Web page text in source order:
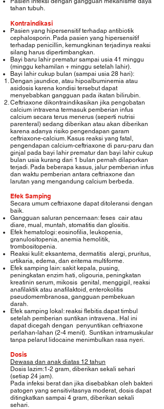
tahan tubuh.
Kontraindikasi
Pasien yang hipersensitif terhadap antibiotik
cephalosporin. Pada pasien yang hipersensitif
terhadap penicillin, kemungkinan terjadinya reaksi
silang harus dipertimbangkan.
Bayi baru lahir prematur sampai usia 41 minggu
(minggu kehamilan + minggu setelah lahir).
Bayi lahir cukup bulan (sampai usia 28 hari):
Dengan jaundice, atau hipoalbuminemia atau
asidosis karena kondisi tersebut dapat
menyebabkan gangguan pada ikatan bilirubin.
Ceftriaxone dikontraindikasikan jika pengobatan
calcium intravena termasuk pemberian infus
calcium secara terus menerus (seperti nutrisi
parenteral) sedang diberikan atau akan diberikan
karena adanya risiko pengendapan garam
ceftriaxone-calcium. Kasus reaksi yang fatal,
pengendapan calcium-ceftriaxone di paru-paru dan
ginjal pada bayi lahir prematur dan bayi lahir cukup
bulan usia kurang dari 1 bulan pernah dilaporkan
terjadi. Pada beberapa kasus, jalur pemberian infus
dan waktu pemberian antara ceftriaxone dan
larutan yang mengandung calcium berbeda.
Efek Samping
Secara umum ceftriaxone dapat ditoleransi dengan
baik.
Gangguan saluran pencernaan: feses cair atau
diare, mual, muntah, stomatitis dan glositis.
Efek hematologi: eosinofilia, leukopenia,
granulositopenia, anemia hemolitik,
trombositopenia.
Reaksi kulit: eksantema, dermatitis alergi, pruritus,
urtikaria, edema, dan eritema multiforme.
Efek samping lain: sakit kepala, pusing,
peningkatan enzim hati, oligouria, peningkatan
kreatinin serum, mikosis genital, menggigil, reaksi
anafilaktik atau anafilaktoid, enterokolitis
pseudomembranosa, gangguan pembekuan
darah.
Efek samping lokal: reaksi flebitis.dapat timbul
setelah pemberian suntikan intravena.. Hal ini
dapat dicegah dengan penyuntikan ceftriaxone
perlahan-lahan (2-4 menit). Suntikan intramuskular
tanpa pelarut lidocaine menimbulkan rasa nyeri.
Dosis
Dewasa dan anak diatas 12 tahun
Dosis lazim:1-2 gram, diberikan sekali sehari
(setiap 24 jam).
Pada infeksi berat dan jika disebabkan oleh bakteri
patogen yang sensitivitasnya moderat, dosis dapat
ditingkatkan sampai 4 gram, diberikan sekali
sehari.